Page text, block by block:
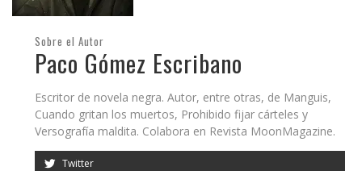
Sobre el Autor
Paco Gómez Escribano
Escritor de novela negra. Autor, entre otras, de Manguis,
Cuando gritan los muertos, Prohibido fijar cárteles y
Versografía maldita. Colabora en Revista MoonMagazine.
Twitter